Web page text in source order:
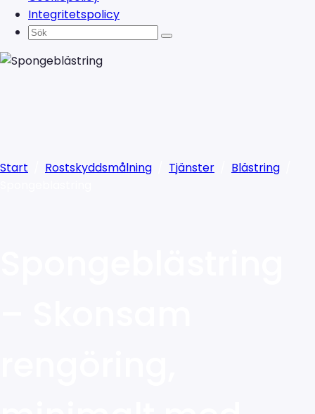
Integritetspolicy
Start Rostskyddsmålning Tjänster Blästring